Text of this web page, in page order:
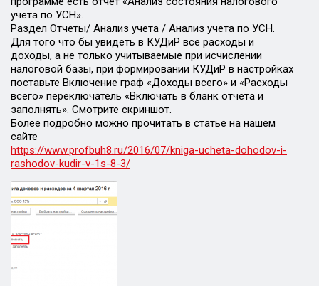
учета по УСН».
Раздел Отчеты/ Анализ учета / Анализ учета по УСН.
Для того что бы увидеть в КУДиР все расходы и
доходы, а не только учитываемые при исчислении
налоговой базы, при формировании КУДиР в настройках
поставьте Включение граф «Доходы всего» и «Расходы
всего» переключатель «Включать в бланк отчета и
заполнять». Смотрите скриншот.
Более подробно можно прочитать в статье на нашем
сайте
https://www.profbuh8.ru/2016/07/kniga-ucheta-dohodov-i-
rashodov-kudir-v-1s-8-3/